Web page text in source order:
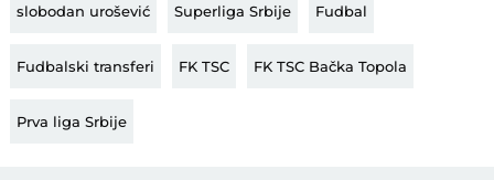
slobodan urošević Superliga Srbije Fudbal
Fudbalski transferi FK TSC FK TSC Bačka Topola
Prva liga Srbije